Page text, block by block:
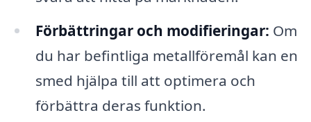
Förbättringar och modifieringar: Om
du har befintliga metallföremål kan en
smed hjälpa till att optimera och
förbättra deras funktion.